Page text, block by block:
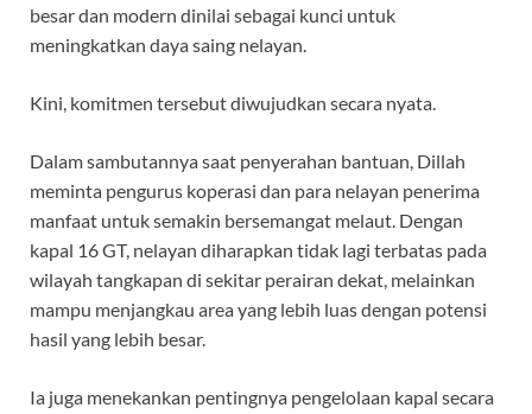
besar dan modern dinilai sebagai kunci untuk
meningkatkan daya saing nelayan.
Kini, komitmen tersebut diwujudkan secara nyata.
Dalam sambutannya saat penyerahan bantuan, Dillah
meminta pengurus koperasi dan para nelayan penerima
manfaat untuk semakin bersemangat melaut. Dengan
kapal 16 GT, nelayan diharapkan tidak lagi terbatas pada
wilayah tangkapan di sekitar perairan dekat, melainkan
mampu menjangkau area yang lebih luas dengan potensi
hasil yang lebih besar.
Ia juga menekankan pentingnya pengelolaan kapal secara